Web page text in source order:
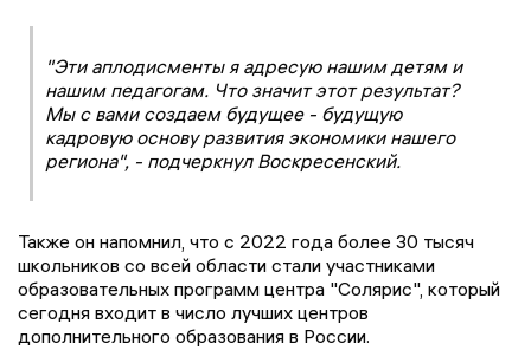
"Эти аплодисменты я адресую нашим детям и
нашим педагогам. Что значит этот результат?
Мы с вами создаем будущее - будущую
кадровую основу развития экономики нашего
региона", - подчеркнул Воскресенский.
Также он напомнил, что с 2022 года более 30 тысяч
школьников со всей области стали участниками
образовательных программ центра "Солярис", который
сегодня входит в число лучших центров
дополнительного образования в России.